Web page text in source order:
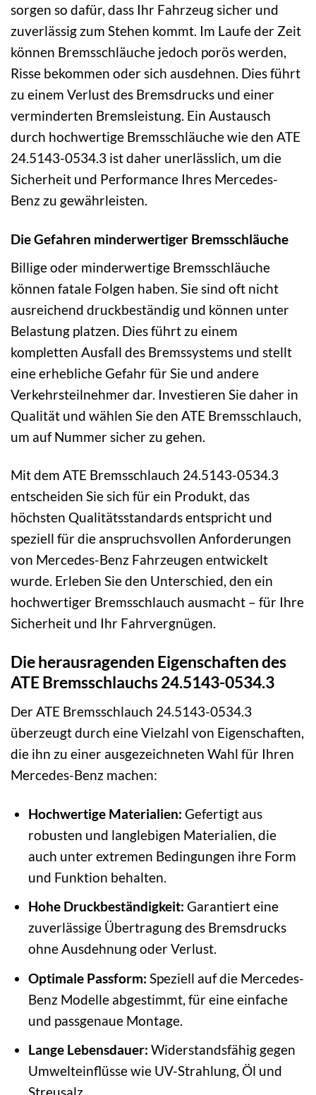
sorgen so dafür, dass Ihr Fahrzeug sicher und
zuverlässig zum Stehen kommt. Im Laufe der Zeit
können Bremsschläuche jedoch porös werden,
Risse bekommen oder sich ausdehnen. Dies führt
zu einem Verlust des Bremsdrucks und einer
verminderten Bremsleistung. Ein Austausch
durch hochwertige Bremsschläuche wie den ATE
24.5143-0534.3 ist daher unerlässlich, um die
Sicherheit und Performance Ihres Mercedes-
Benz zu gewährleisten.
Die Gefahren minderwertiger Bremsschläuche
Billige oder minderwertige Bremsschläuche
können fatale Folgen haben. Sie sind oft nicht
ausreichend druckbeständig und können unter
Belastung platzen. Dies führt zu einem
kompletten Ausfall des Bremssystems und stellt
eine erhebliche Gefahr für Sie und andere
Verkehrsteilnehmer dar. Investieren Sie daher in
Qualität und wählen Sie den ATE Bremsschlauch,
um auf Nummer sicher zu gehen.
Mit dem ATE Bremsschlauch 24.5143-0534.3
entscheiden Sie sich für ein Produkt, das
höchsten Qualitätsstandards entspricht und
speziell für die anspruchsvollen Anforderungen
von Mercedes-Benz Fahrzeugen entwickelt
wurde. Erleben Sie den Unterschied, den ein
hochwertiger Bremsschlauch ausmacht – für Ihre
Sicherheit und Ihr Fahrvergnügen.
Die herausragenden Eigenschaften des
ATE Bremsschlauchs 24.5143-0534.3
Der ATE Bremsschlauch 24.5143-0534.3
überzeugt durch eine Vielzahl von Eigenschaften,
die ihn zu einer ausgezeichneten Wahl für Ihren
Mercedes-Benz machen:
Hochwertige Materialien: Gefertigt aus
robusten und langlebigen Materialien, die
auch unter extremen Bedingungen ihre Form
und Funktion behalten.
Hohe Druckbeständigkeit: Garantiert eine
zuverlässige Übertragung des Bremsdrucks
ohne Ausdehnung oder Verlust.
Optimale Passform: Speziell auf die Mercedes-
Benz Modelle abgestimmt, für eine einfache
und passgenaue Montage.
Lange Lebensdauer: Widerstandsfähig gegen
Umwelteinflüsse wie UV-Strahlung, Öl und